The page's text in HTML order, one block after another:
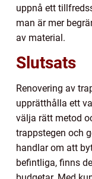
uppnå ett
man är mer
av material.
Slutsats
Renovering av
upprätthålla ett
välja rätt metod
trappstegen och
handlar om att
befintliga, finns